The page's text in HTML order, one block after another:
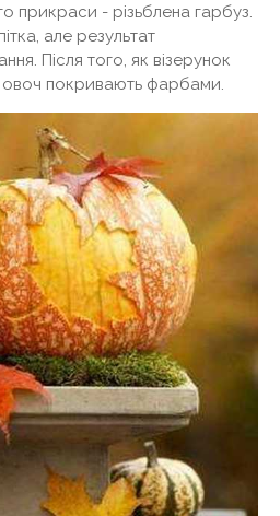
прикраси - різьблена гарбуз.
але результат
Після того, як візерунок
покривають фарбами.